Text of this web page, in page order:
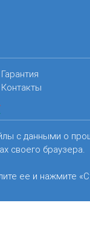
Гарантия
Контакты
с данными о
своего браузера.
ее и нажмите